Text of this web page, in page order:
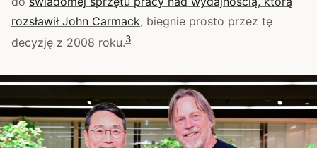
rozsławił John Carmack, biegnie prosto przez tę
decyzję z 2008 roku.3